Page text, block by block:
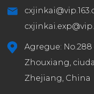
Agregue:
Zhouxiang,
Zhejiang, China